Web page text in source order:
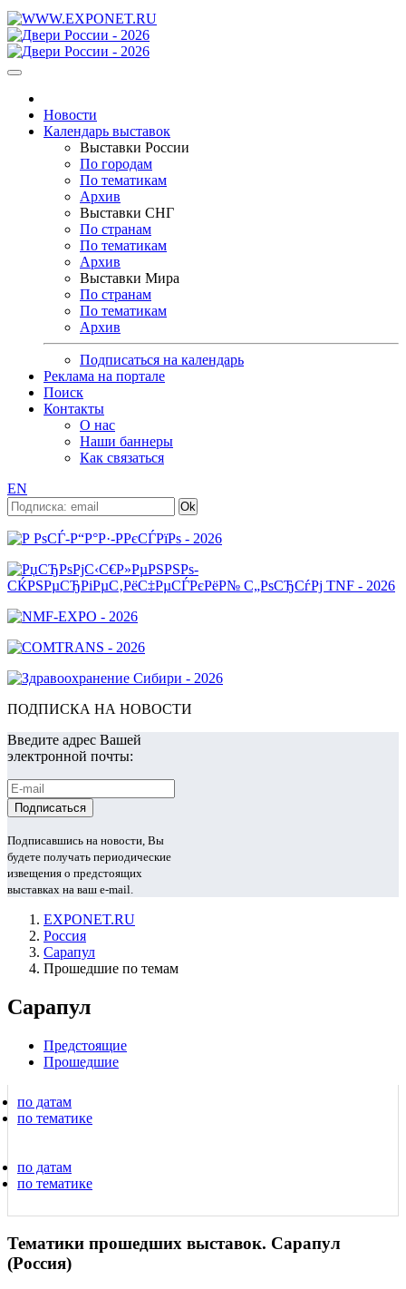
Новости
Календарь выставок
Выставки России
По городам
По тематикам
Архив
Выставки СНГ
По странам
По тематикам
Архив
Выставки Мира
По странам
По тематикам
Архив
Подписаться на календарь
Реклама на портале
Поиск
Контакты
О нас
Наши баннеры
Как связаться
EN
ПОДПИСКА НА НОВОСТИ
Введите адрес Вашей
электронной почты:
Подписавшись на новости, Вы
будете получать периодические
извещения о предстоящих
выставках на ваш e-mail.
EXPONET.RU
Россия
Сарапул
Прошедшие по темам
Сарапул
Предстоящие
Прошедшие
по датам
по тематике
по датам
по тематике
Тематики прошедших выставок. Сарапул
(Россия)